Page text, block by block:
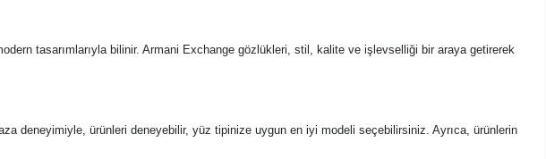
tasarımlarıyla bilinir. Armani Exchange gözlükleri, stil, kalite ve işlevselliği bir araya getirerek
deneyimiyle, ürünleri deneyebilir, yüz tipinize uygun en iyi modeli seçebilirsiniz. Ayrıca, ürünlerin